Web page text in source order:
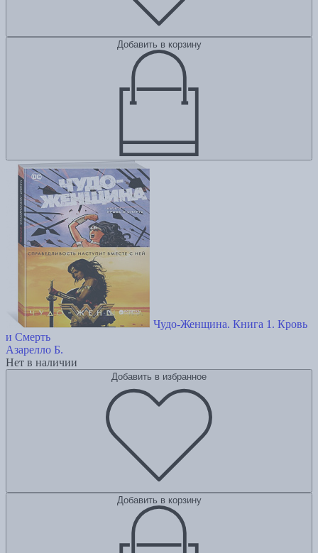
Добавить в корзину
Чудо-Женщина. Книга 1. Кровь
и Смерть
Азарелло Б.
Нет в наличии
Добавить в избранное
Добавить в корзину